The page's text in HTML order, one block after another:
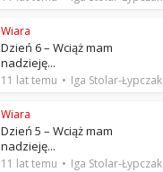
Wiara
Dzień 6 – Wciąż mam
nadzieję...
11 lat temu Iga Stolar-Łypczak
Wiara
Dzień 5 – Wciąż mam
nadzieję...
11 lat temu Iga Stolar-Łypczak